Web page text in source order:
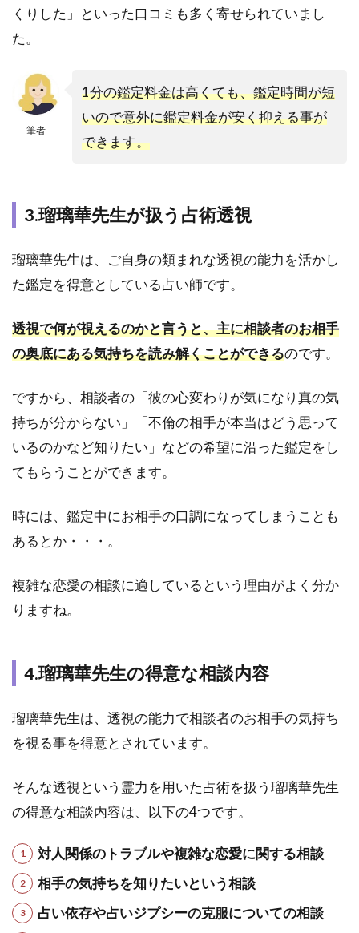
2.4
先生
の悪
い口
いう
口コ
つい
て
電話
占い
ヴェ
｜瑠
璃華
先生
の鑑
定が
おす
な人
を紹
介！
1.お
相手
にな
がな
い人
2.お
相手
の気
を知
り、
未来
の可
能性
くりした」といった口コミも多く寄せられていまし
た。
筆者
1分の鑑定料金は高くても、鑑定時間が短
いので意外に鑑定料金が安く抑える事が
できます。
3.瑠璃華先生が扱う占術透視
瑠璃華先生は、ご自身の類まれな透視の能力を活かし
た鑑定を得意としている占い師です。
透視で何が視えるのかと言うと、主に相談者のお相手
の奥底にある気持ちを読み解くことができるのです。
ですから、相談者の「彼の心変わりが気になり真の気
持ちが分からない」「不倫の相手が本当はどう思って
いるのかなど知りたい」などの希望に沿った鑑定をし
てもらうことができます。
時には、鑑定中にお相手の口調になってしまうことも
あるとか・・・。
複雑な恋愛の相談に適しているという理由がよく分か
りますね。
4.瑠璃華先生の得意な相談内容
瑠璃華先生は、透視の能力で相談者のお相手の気持ち
を視る事を得意とされています。
そんな透視という霊力を用いた占術を扱う瑠璃華先生
の得意な相談内容は、以下の4つです。
対人関係のトラブルや複雑な恋愛に関する相談
相手の気持ちを知りたいという相談
占い依存や占いジプシーの克服についての相談